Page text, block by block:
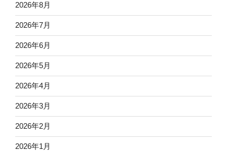
2026年8月
2026年7月
2026年6月
2026年5月
2026年4月
2026年3月
2026年2月
2026年1月